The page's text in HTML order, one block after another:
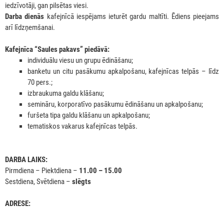
iedzīvotāji, gan pilsētas viesi.
Darba dienās kafejnīcā iespējams ieturēt gardu maltīti. Ēdiens pieejams
arī līdzņemšanai.
Kafejnīca “Saules pakavs” piedāvā:
individuālu viesu un grupu ēdināšanu;
banketu un citu pasākumu apkalpošanu, kafejnīcas telpās – līdz
70 pers.;
izbraukuma galdu klāšanu;
semināru, korporatīvo pasākumu ēdināšanu un apkalpošanu;
furšeta tipa galdu klāšanu un apkalpošanu;
tematiskos vakarus kafejnīcas telpās.
DARBA LAIKS:
Pirmdiena – Piektdiena – 11.00 – 15.00
Sestdiena, Svētdiena – slēgts
ADRESE: